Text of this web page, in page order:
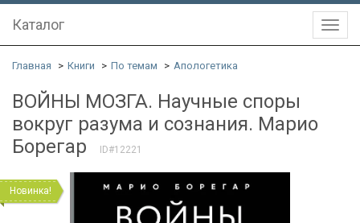
Каталог
Главная Книги По темам Апологетика
ВОЙНЫ МОЗГА. Научные споры
вокруг разума и сознания. Марио
Борегар
ID#12221
Новинка!